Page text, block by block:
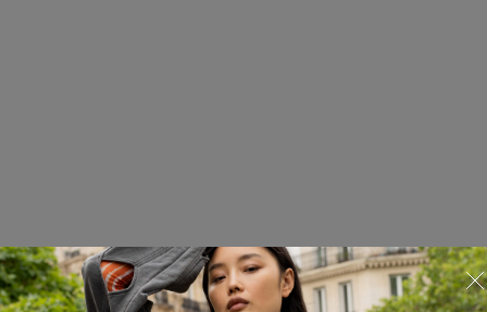
Юбка
825.02.SKT19.01